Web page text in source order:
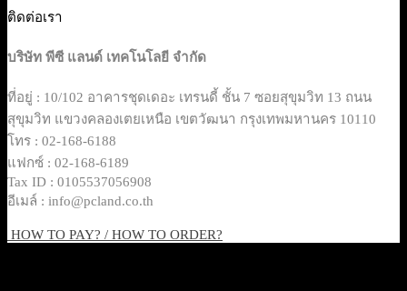
ติดต่อเรา
บริษัท พีซี แลนด์ เทคโนโลยี จำกัด
ที่อยู่ : 10/102 อาคารชุดเดอะ เทรนดี้ ชั้น 7 ซอยสุขุมวิท 13 ถนน
สุขุมวิท แขวงคลองเตยเหนือ เขตวัฒนา กรุงเทพมหานคร 10110
โทร : 02-168-6188
แฟกซ์ : 02-168-6189
Tax ID : 0105537056908
อีเมล์ : info@pcland.co.th
HOW TO PAY? / HOW TO ORDER?